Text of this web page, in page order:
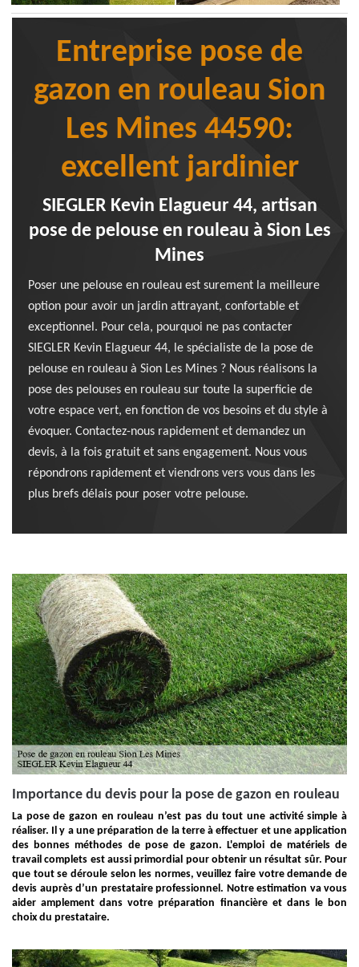
Entreprise pose de
gazon en rouleau Sion
Les Mines 44590:
excellent jardinier
SIEGLER Kevin Elagueur 44, artisan
pose de pelouse en rouleau à Sion Les
Mines
Poser une pelouse en rouleau est surement la meilleure
option pour avoir un jardin attrayant, confortable et
exceptionnel. Pour cela, pourquoi ne pas contacter
SIEGLER Kevin Elagueur 44, le spécialiste de la pose de
pelouse en rouleau à Sion Les Mines ? Nous réalisons la
pose des pelouses en rouleau sur toute la superficie de
votre espace vert, en fonction de vos besoins et du style à
évoquer. Contactez-nous rapidement et demandez un
devis, à la fois gratuit et sans engagement. Nous vous
répondrons rapidement et viendrons vers vous dans les
plus brefs délais pour poser votre pelouse.
Importance du devis pour la pose de gazon en rouleau
La pose de gazon en rouleau n’est pas du tout une activité simple à
réaliser. Il y a une préparation de la terre à effectuer et une application
des bonnes méthodes de pose de gazon. L'emploi de matériels de
travail complets est aussi primordial pour obtenir un résultat sûr. Pour
que tout se déroule selon les normes, veuillez faire votre demande de
devis auprès d’un prestataire professionnel. Notre estimation va vous
aider amplement dans votre préparation financière et dans le bon
choix du prestataire.